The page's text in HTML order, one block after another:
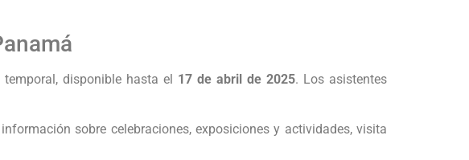
disponible hasta el 17 de abril de 2025. Los asistentes
sobre celebraciones, exposiciones y actividades, visita